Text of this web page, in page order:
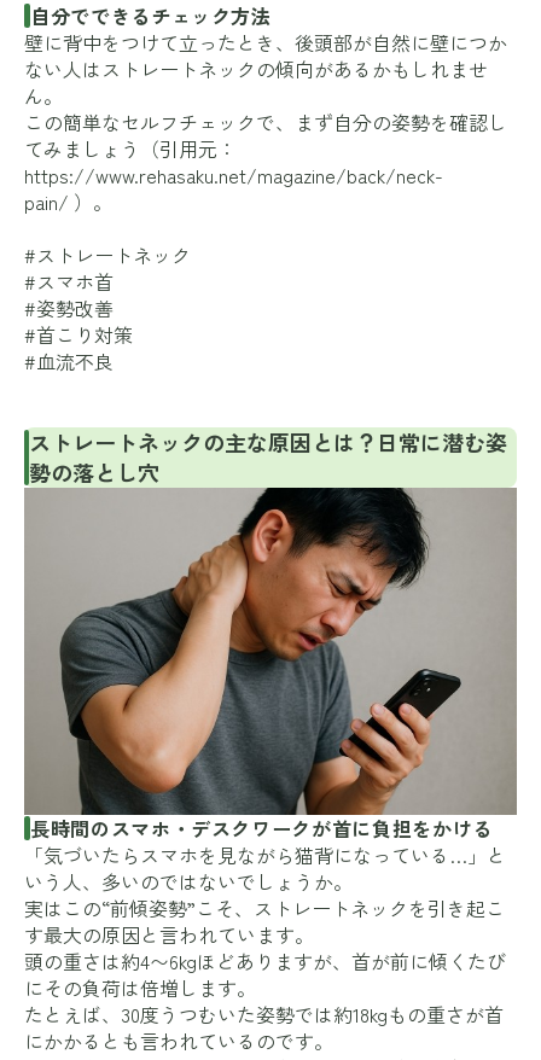
自分でできるチェック方法
壁に背中をつけて立ったとき、後頭部が自然に壁につか
ない人はストレートネックの傾向があるかもしれませ
ん。
この簡単なセルフチェックで、まず自分の姿勢を確認し
てみましょう（引用元：
https://www.rehasaku.net/magazine/back/neck-
pain/ ）。
#ストレートネック
#スマホ首
#姿勢改善
#首こり対策
#血流不良
ストレートネックの主な原因とは？日常に潜む姿
勢の落とし穴
長時間のスマホ・デスクワークが首に負担をかける
「気づいたらスマホを見ながら猫背になっている…」と
いう人、多いのではないでしょうか。
実はこの“前傾姿勢”こそ、ストレートネックを引き起こ
す最大の原因と言われています。
頭の重さは約4〜6kgほどありますが、首が前に傾くたび
にその負荷は倍増します。
たとえば、30度うつむいた姿勢では約18kgもの重さが首
にかかるとも言われているのです。